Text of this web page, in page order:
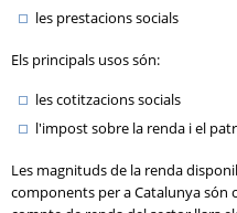
les prestacions socials
Els principals usos són:
les cotitzacions socials
l'impost sobre la renda i el
Les magnituds de la renda
components per a Catalunya són